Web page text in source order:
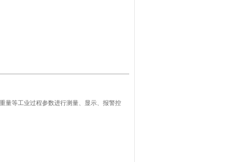
量等工业过程参数进行测量、显示、报警控